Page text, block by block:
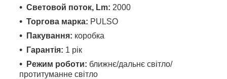
Световой поток, Lm: 2000
Торгова марка: PULSO
Пакування: коробка
Гарантія: 1 рік
Режим роботи: ближнє/дальнє світло/
протитуманне світло